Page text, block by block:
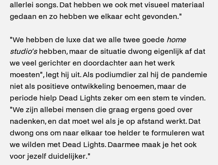
allerlei songs. Dat hebben we ook met visueel materiaal
gedaan en zo hebben we elkaar echt gevonden."
"We hebben de luxe dat we alle twee goede home
studio’shebben, maar de situatie dwong eigenlijk af dat
we veel gerichter en doordachter aan het werk
moesten", legt hij uit. Als podiumdier zal hij de pandemie
niet als positieve ontwikkeling benoemen, maar de
periode hielp Dead Lights zeker om een stem te vinden.
"We zijn allebei mensen die graag ergens goed over
nadenken, en dat moet wel als je op afstand werkt. Dat
dwong ons om naar elkaar toe helder te formuleren wat
we wilden met Dead Lights. Daarmee maak je het ook
voor jezelf duidelijker."